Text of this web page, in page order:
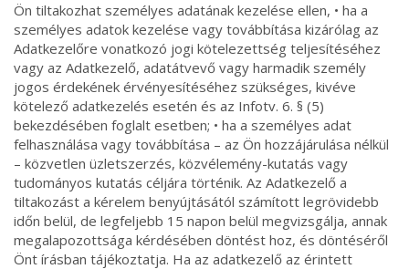
Ön tiltakozhat személyes adatának kezelése ellen, • ha a
személyes adatok kezelése vagy továbbítása kizárólag az
Adatkezelőre vonatkozó jogi kötelezettség teljesítéséhez
vagy az Adatkezelő, adatátvevő vagy harmadik személy
jogos érdekének érvényesítéséhez szükséges, kivéve
kötelező adatkezelés esetén és az Infotv. 6. § (5)
bekezdésében foglalt esetben; • ha a személyes adat
felhasználása vagy továbbítása – az Ön hozzájárulása nélkül
– közvetlen üzletszerzés, közvélemény-kutatás vagy
tudományos kutatás céljára történik. Az Adatkezelő a
tiltakozást a kérelem benyújtásától számított legrövidebb
időn belül, de legfeljebb 15 napon belül megvizsgálja, annak
megalapozottsága kérdésében döntést hoz, és döntéséről
Önt írásban tájékoztatja. Ha az adatkezelő az érintett